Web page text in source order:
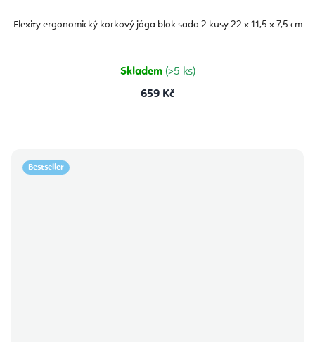
Flexity ergonomický korkový jóga blok sada 2 kusy 22 x 11,5 x 7,5 cm
Skladem (>5 ks)
659 Kč
Bestseller